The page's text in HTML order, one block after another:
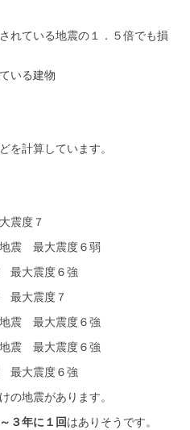
れている地震の１．５倍でも損
いる建物
を計算しています。
震度７
震 最大震度６弱
最大震度６強
最大震度７
震 最大震度６強
震 最大震度６強
最大震度６強
の地震があります。
３年に１回 はありそうです。